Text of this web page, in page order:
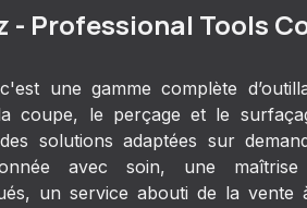
- Professional Tools
une gamme complète
coupe, le perçage et le
solutions adaptées sur
avec soin, une
un service abouti de la vente